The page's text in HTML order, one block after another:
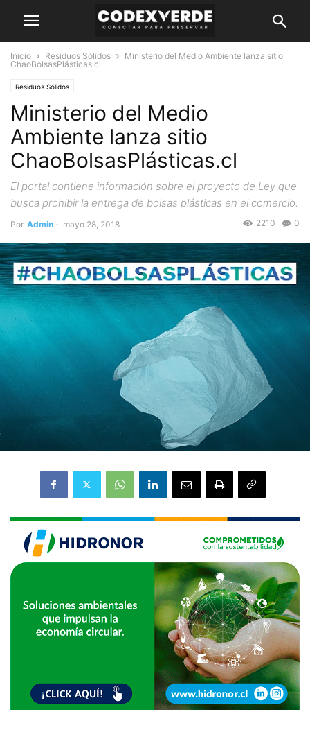
Inicio Residuos Sólidos
Ministerio del Medio Ambiente lanza sitio
ChaoBolsasPlásticas.cl
Residuos Sólidos
Ministerio del Medio
Ambiente lanza sitio
ChaoBolsasPlásticas.cl
El portal contiene información sobre el proyecto de Ley que
busca prohibir la entrega de bolsas plásticas en el comercio.
Por Admin - mayo 28, 2018 0
2210